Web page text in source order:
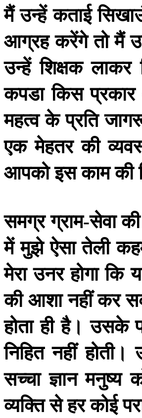
मैं उन्हें कताई
आग्रह करेंगे तो मैं
उन्हें शिक्षक लाकर
कपडा किस प्रकार
महत्व के प्रति
एक मेहतर की
आपकोइसकामकी
समग्र ग्राम-सेवा की
में मुझे ऐसा तेली
मेरा उनर होगा कि
की आशा नहीं कर
होता ही है। उसके
निहित नहीं होती।
सच्चा ज्ञान मनुष्य
व्यक्तिसेहरकोई